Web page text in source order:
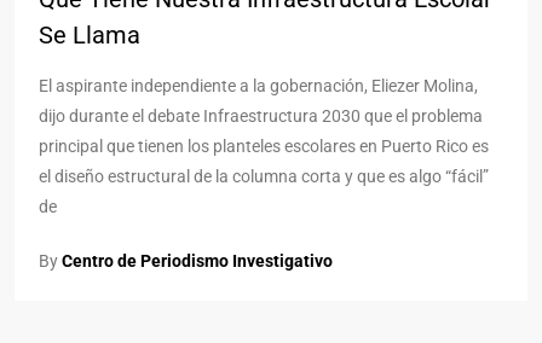
Se Llama
El aspirante independiente a la gobernación, Eliezer Molina,
dijo durante el debate Infraestructura 2030 que el problema
principal que tienen los planteles escolares en Puerto Rico es
el diseño estructural de la columna corta y que es algo “fácil”
de
ByCentro de Periodismo Investigativo